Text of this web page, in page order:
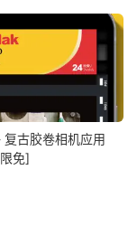
古胶卷相机应用
免]